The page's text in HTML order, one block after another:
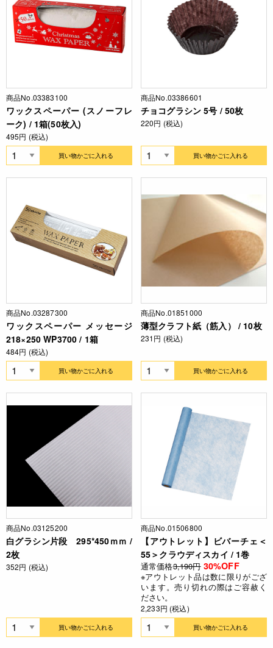
商品No.03383100
ワックスペーパー (スノーフレ
ーク) / 1箱(50枚入)
495円 (税込)
買い物かごに入れる
商品No.03386601
チョコグラシン 5号 / 50枚
220円 (税込)
買い物かごに入れる
商品No.03287300
ワックスペーパー メッセージ
218×250 WP3700 / 1箱
484円 (税込)
買い物かごに入れる
商品No.01851000
薄型クラフト紙（筋入） / 10枚
231円 (税込)
買い物かごに入れる
商品No.03125200
白グラシン片段 295*450ｍｍ /
2枚
352円 (税込)
買い物かごに入れる
商品No.01506800
【アウトレット】ビバーチェ＜
55＞クラウディスカイ / 1巻
通常価格3,190円 30%OFF
※アウトレット品は数に限りがござ
います。売り切れの際はご容赦く
ださい。
2,233円 (税込)
買い物かごに入れる